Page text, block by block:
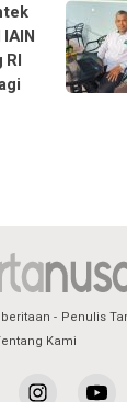
RI
Penulis
Kami